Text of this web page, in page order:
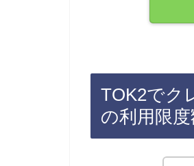
TOK2でク
の利用限